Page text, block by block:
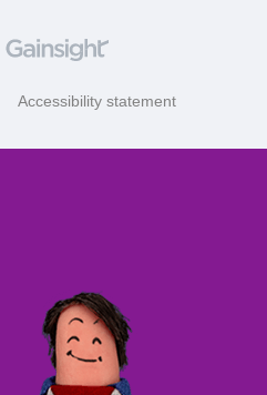
Accessibility statement